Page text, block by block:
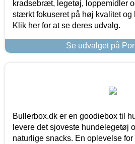
kradsebræt, legetøj, loppemidler
stærkt fokuseret på høj kvalitet og
Klik her for at se deres udvalg.
Se udvalget på
Bullerbox.dk er en goodiebox til
levere det sjoveste hundelegetøj
naturlige snacks. En oplevelse